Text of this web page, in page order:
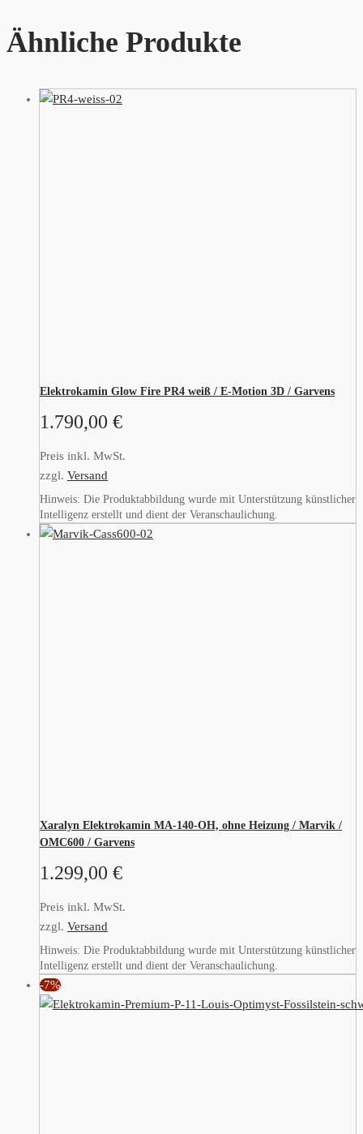
Ähnliche Produkte
Elektrokamin Glow Fire PR4 weiß / E-Motion 3D / Garvens
1.790,00 €
Preis inkl. MwSt.
zzgl. Versand
Hinweis: Die Produktabbildung wurde mit Unterstützung künstlicher
Intelligenz erstellt und dient der Veranschaulichung.
Xaralyn Elektrokamin MA-140-OH, ohne Heizung / Marvik /
OMC600 / Garvens
1.299,00 €
Preis inkl. MwSt.
zzgl. Versand
Hinweis: Die Produktabbildung wurde mit Unterstützung künstlicher
Intelligenz erstellt und dient der Veranschaulichung.
-7%